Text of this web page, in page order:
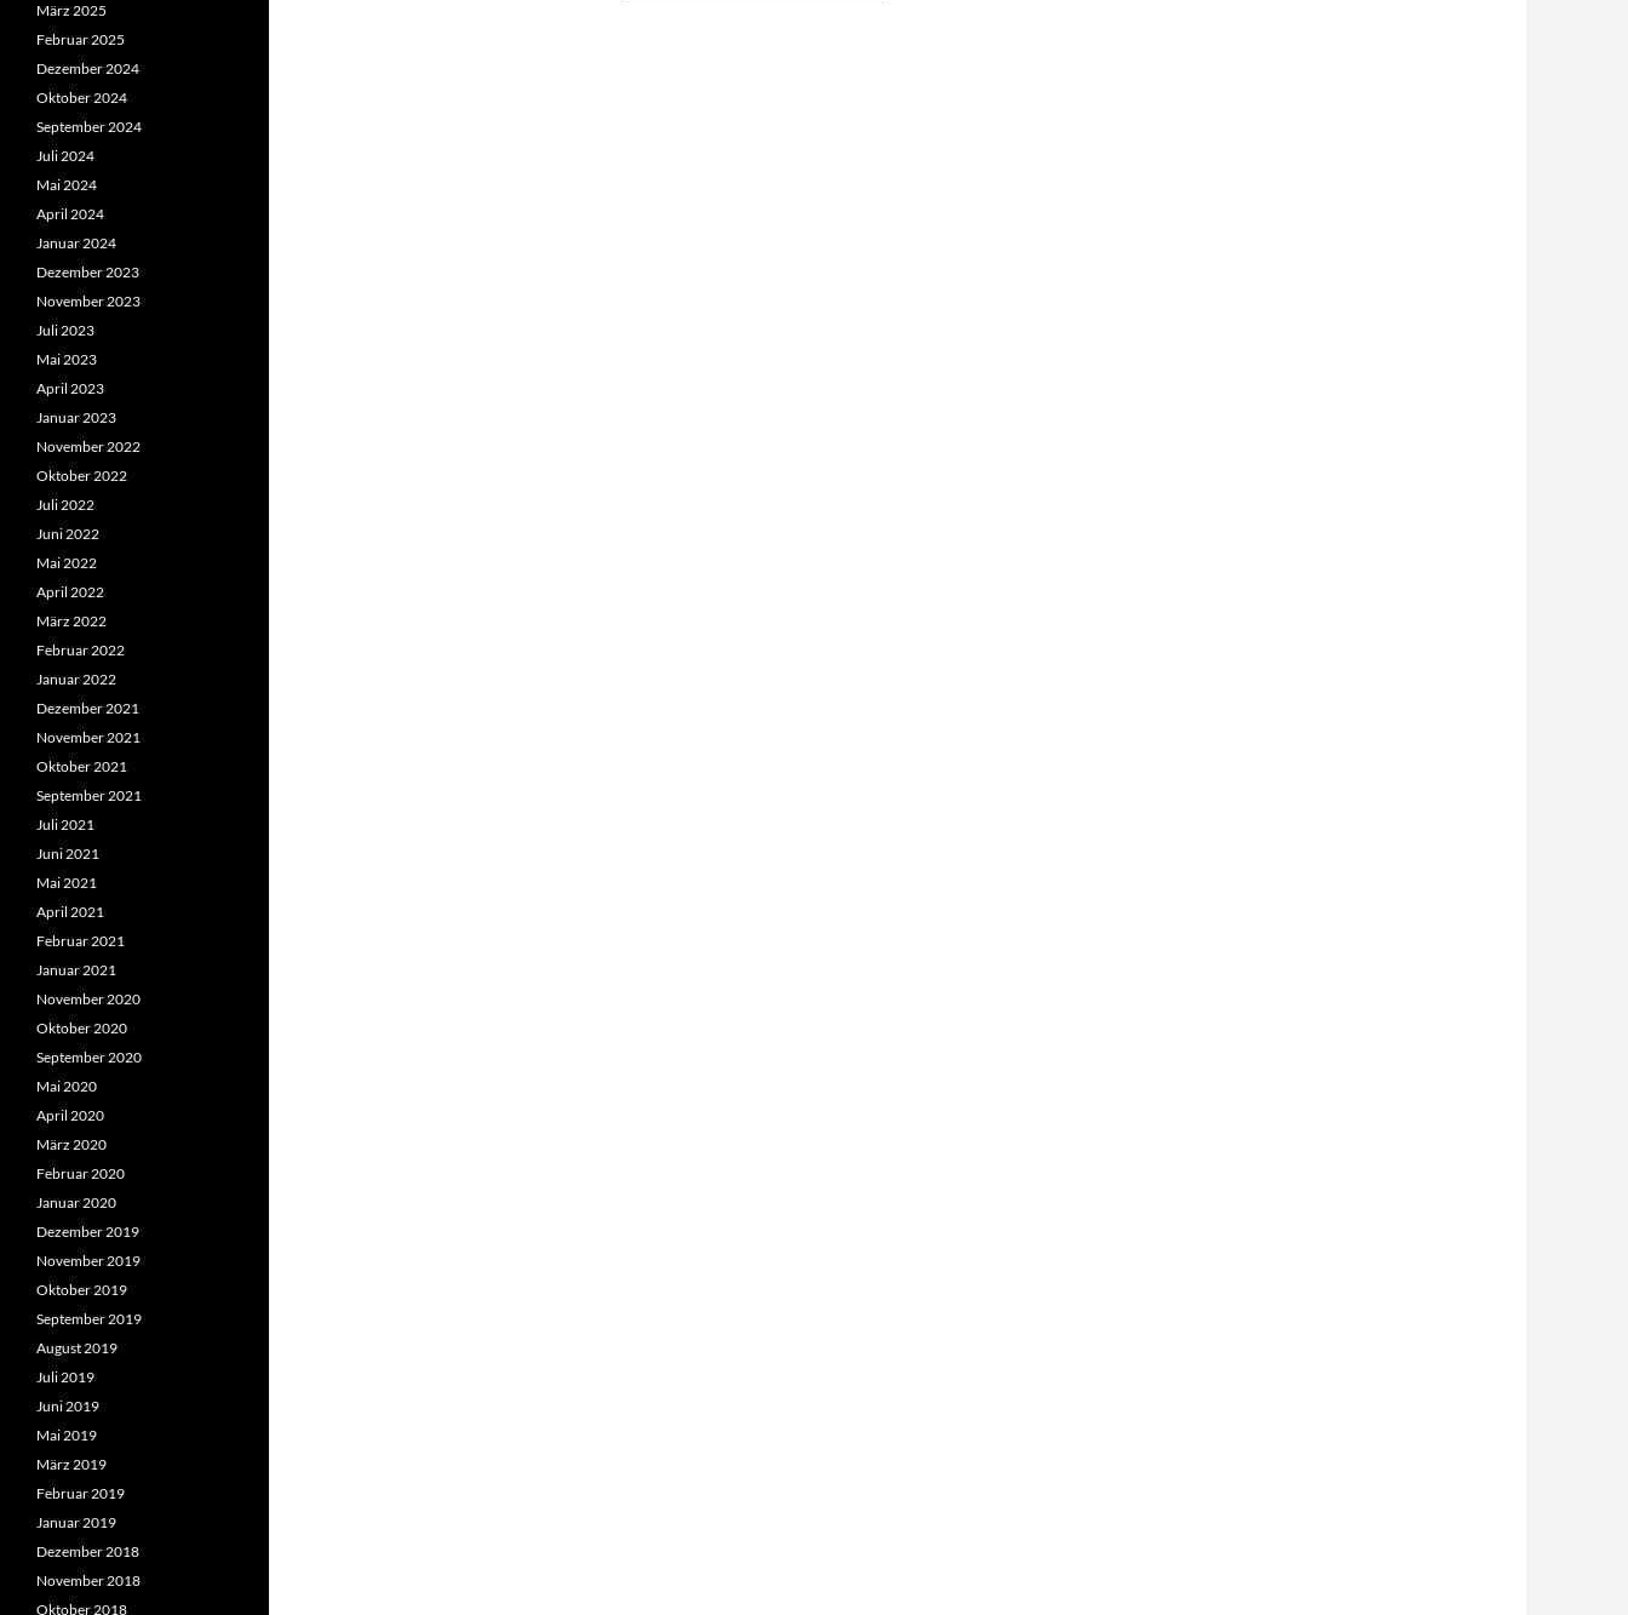
März 2025
Februar 2025
Dezember 2024
Oktober 2024
September 2024
Juli 2024
Mai 2024
April 2024
Januar 2024
Dezember 2023
November 2023
Juli 2023
Mai 2023
April 2023
Januar 2023
November 2022
Oktober 2022
Juli 2022
Juni 2022
Mai 2022
April 2022
März 2022
Februar 2022
Januar 2022
Dezember 2021
November 2021
Oktober 2021
September 2021
Juli 2021
Juni 2021
Mai 2021
April 2021
Februar 2021
Januar 2021
November 2020
Oktober 2020
September 2020
Mai 2020
April 2020
März 2020
Februar 2020
Januar 2020
Dezember 2019
November 2019
Oktober 2019
September 2019
August 2019
Juli 2019
Juni 2019
Mai 2019
März 2019
Februar 2019
Januar 2019
Dezember 2018
November 2018
Oktober 2018